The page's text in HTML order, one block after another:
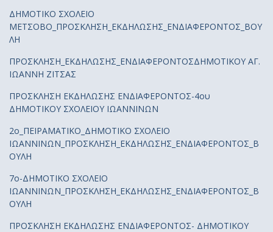
ΔΗΜΟΤΙΚΟ ΣΧΟΛΕΙΟ
ΜΕΤΣΟΒΟ_ΠΡΟΣΚΛΗΣΗ_ΕΚΔΗΛΩΣΗΣ_ΕΝΔΙΑΦΕΡΟΝΤΟΣ_ΒΟΥ
ΛΗ
ΠΡΟΣΚΛΗΣΗ_ΕΚΔΗΛΩΣΗΣ_ΕΝΔΙΑΦΕΡΟΝΤΟΣΔΗΜΟΤΙΚΟΥ ΑΓ.
ΙΩΑΝΝΗ ΖΙΤΣΑΣ
ΠΡΟΣΚΛΗΣΗ ΕΚΔΗΛΩΣΗΣ ΕΝΔΙΑΦΕΡΟΝΤΟΣ-4ου
ΔΗΜΟΤΙΚΟΥ ΣΧΟΛΕΙΟΥ ΙΩΑΝΝΙΝΩΝ
2ο_ΠΕΙΡΑΜΑΤΙΚΟ_ΔΗΜΟΤΙΚΟ ΣΧΟΛΕΙΟ
ΙΩΑΝΝΙΝΩΝ_ΠΡΟΣΚΛΗΣΗ_ΕΚΔΗΛΩΣΗΣ_ΕΝΔΙΑΦΕΡΟΝΤΟΣ_Β
ΟΥΛΗ
7ο-ΔΗΜΟΤΙΚΟ ΣΧΟΛΕΙΟ
ΙΩΑΝΝΙΝΩΝ_ΠΡΟΣΚΛΗΣΗ_ΕΚΔΗΛΩΣΗΣ_ΕΝΔΙΑΦΕΡΟΝΤΟΣ_Β
ΟΥΛΗ
ΠΡΟΣΚΛΗΣΗ ΕΚΔΗΛΩΣΗΣ ΕΝΔΙΑΦΕΡΟΝΤΟΣ- ΔΗΜΟΤΙΚΟΥ